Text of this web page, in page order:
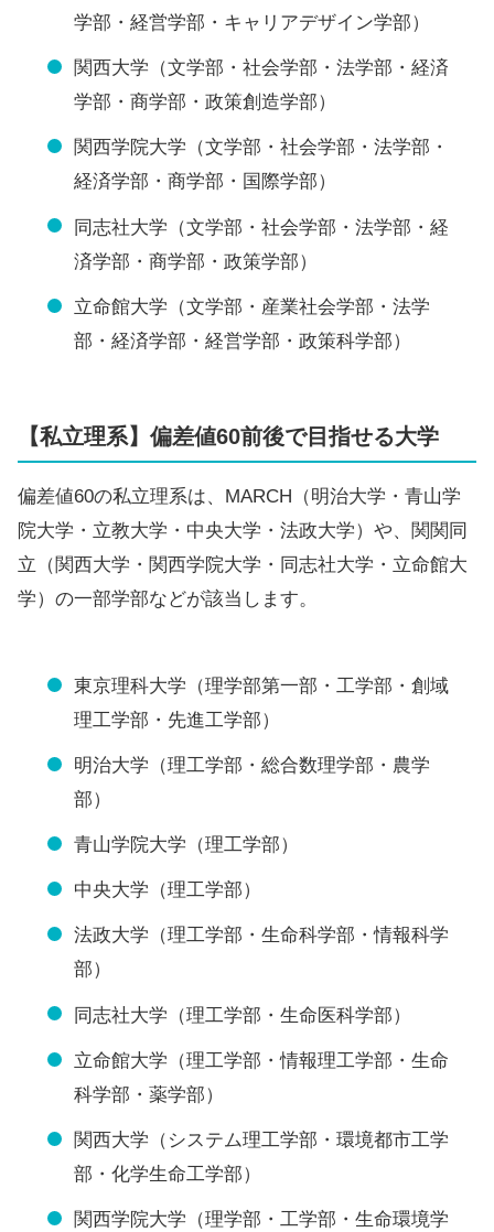
学部・経営学部・キャリアデザイン学部）
関西大学（文学部・社会学部・法学部・経済
学部・商学部・政策創造学部）
関西学院大学（文学部・社会学部・法学部・
経済学部・商学部・国際学部）
同志社大学（文学部・社会学部・法学部・経
済学部・商学部・政策学部）
立命館大学（文学部・産業社会学部・法学
部・経済学部・経営学部・政策科学部）
【私立理系】偏差値60前後で目指せる大学
偏差値60の私立理系は、MARCH（明治大学・青山学
院大学・立教大学・中央大学・法政大学）や、関関同
立（関西大学・関西学院大学・同志社大学・立命館大
学）の一部学部などが該当します。
東京理科大学（理学部第一部・工学部・創域
理工学部・先進工学部）
明治大学（理工学部・総合数理学部・農学
部）
青山学院大学（理工学部）
中央大学（理工学部）
法政大学（理工学部・生命科学部・情報科学
部）
同志社大学（理工学部・生命医科学部）
立命館大学（理工学部・情報理工学部・生命
科学部・薬学部）
関西大学（システム理工学部・環境都市工学
部・化学生命工学部）
関西学院大学（理学部・工学部・生命環境学